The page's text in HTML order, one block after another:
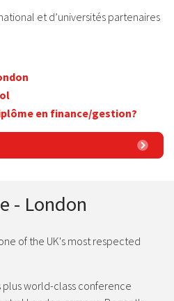
et d’universités partenaires
en finance/gestion?
- London
of the UK's most respected
plus world-class conference